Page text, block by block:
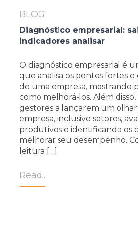
BLOG
Diagnóstico empresarial:
indicadores analisar
O diagnóstico empresarial é
que analisa os pontos fortes e
de uma empresa, mostrando
como melhorá-los. Além
gestores a lançarem um olhar
empresa, inclusive setores,
produtivos e identificando os
melhorar seu desempenho.
leitura […]
Read...